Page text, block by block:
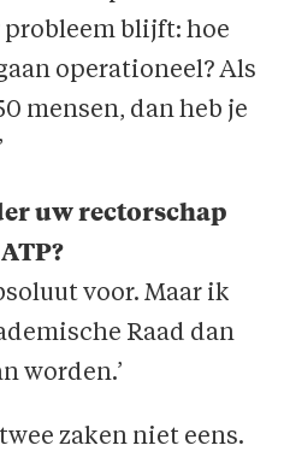
probleem blijft: hoe
operationeel? Als
mensen, dan heb je
uw rectorschap
voor. Maar ik
Raad dan
worden.’
zaken niet eens.